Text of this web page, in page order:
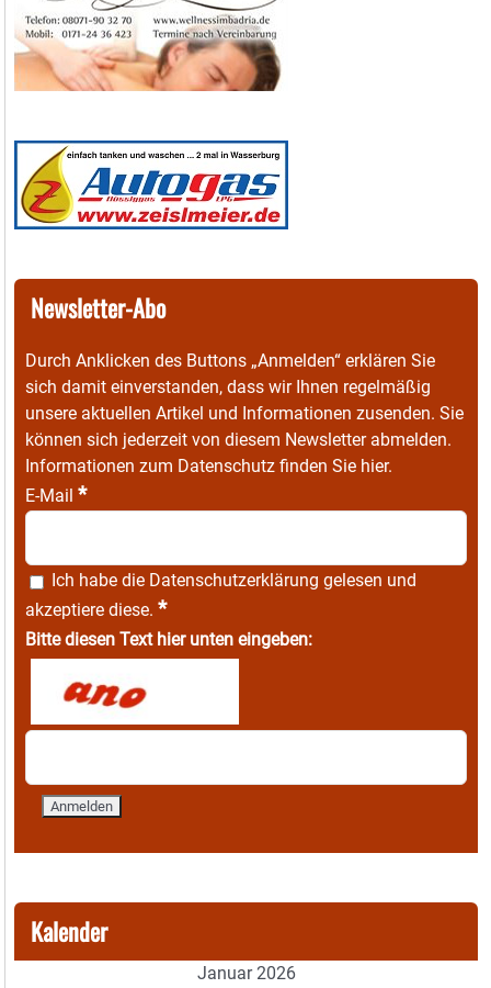
Newsletter-Abo
Durch Anklicken des Buttons „Anmelden“ erklären Sie
sich damit einverstanden, dass wir Ihnen regelmäßig
unsere aktuellen Artikel und Informationen zusenden. Sie
können sich jederzeit von diesem Newsletter abmelden.
Informationen zum Datenschutz finden Sie hier.
E-Mail *
Ich habe die Datenschutzerklärung gelesen und
akzeptiere diese. *
Bitte diesen Text hier unten eingeben:
Kalender
Januar 2026